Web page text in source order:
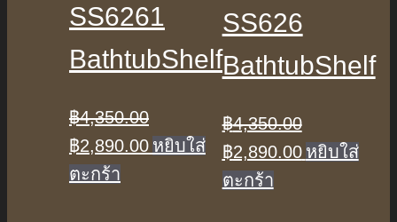
SS6261
BathtubShelf
฿4,350.00
Original
price
฿2,890.00Current
หยิบใส่
ตะกร้า
SS626
BathtubShelf
฿4,350.00
Original
price
฿2,890.00Current
หยิบใส่
ตะกร้า